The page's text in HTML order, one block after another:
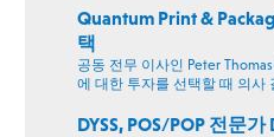
Quantum Print &
택
공동 전무 이사인 Peter
에 대한 투자를 선택할 때 의사
DYSS, POS/POP 전문